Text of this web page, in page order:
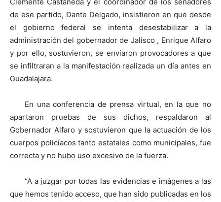
Clemente Castañeda y el coordinador de los senadores
de ese partido, Dante Delgado, insistieron en que desde
el gobierno federal se intenta desestabilizar a la
administración del gobernador de Jalisco , Enrique Alfaro
y por ello, sostuvieron, se enviaron provocadores a que
se infiltraran a la manifestación realizada un día antes en
Guadalajara.
En una conferencia de prensa virtual, en la que no
apartaron pruebas de sus dichos, respaldaron al
Gobernador Alfaro y sostuvieron que la actuación de los
cuerpos policíacos tanto estatales como municipales, fue
correcta y no hubo uso excesivo de la fuerza.
“A a juzgar por todas las evidencias e imágenes a las
que hemos tenido acceso, que han sido publicadas en los